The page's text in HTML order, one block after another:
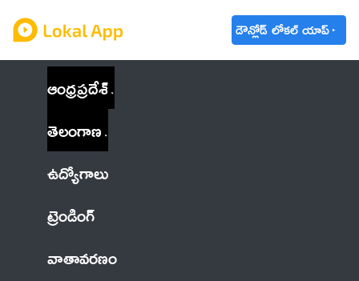
డౌన్లోడ్ లోకల్ యాప్
ఆంధ్రప్రదేశ్
తెలంగాణ
ఉద్యోగాలు
ట్రెండింగ్
వాతావరణం